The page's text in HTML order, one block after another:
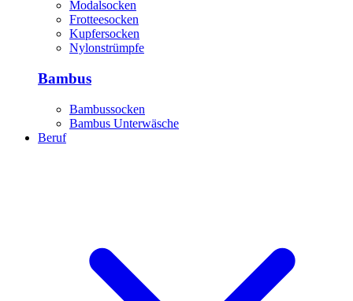
Modalsocken
Frotteesocken
Kupfersocken
Nylonstrümpfe
Bambus
Bambussocken
Bambus Unterwäsche
Beruf